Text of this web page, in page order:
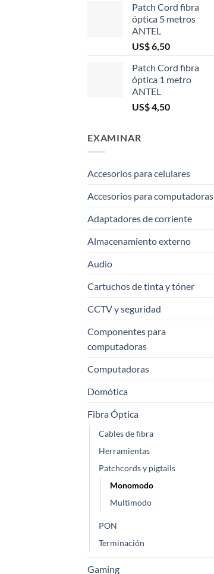
Patch Cord fibra
óptica 5 metros
ANTEL
US$6,50
Patch Cord fibra
óptica 1 metro
ANTEL
US$4,50
EXAMINAR
Accesorios para celulares
Accesorios para computadoras
Adaptadores de corriente
Almacenamiento externo
Audio
Cartuchos de tinta y tóner
CCTV y seguridad
Componentes para
computadoras
Computadoras
Domótica
Fibra Óptica
Cables de fibra
Herramientas
Patchcords y pigtails
Monomodo
Multimodo
PON
Terminación
Gaming